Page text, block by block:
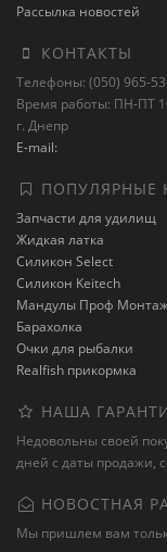
Рассылка новостей
КОНТАКТЫ
Телефоны: (050) 965-
Время работы: ПН-ПТ
г. Днепр
E-mail:
ПОПУЛЯРНЫЕ
Запчасти для удилищ
Жидкая латка
Силикон Select
Силикон Keitech
Мандулы Проф
Барахолка
Очки для рыбалки
Realfish прикормка
НАША
Недовольны своей
дней с даты продажи,
НОВОСТНАЯ
Мы пришлем вам